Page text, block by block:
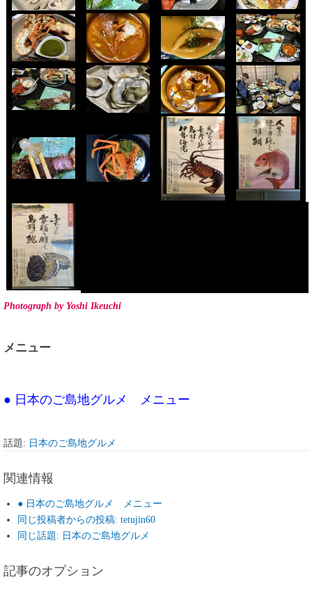
Photograph by Yoshi Ikeuchi
メニュー
● 日本のご島地グルメ メニュー
話題: 日本のご島地グルメ
関連情報
● 日本のご島地グルメ メニュー
同じ投稿者からの投稿: tetujin60
同じ話題: 日本のご島地グルメ
記事のオプション